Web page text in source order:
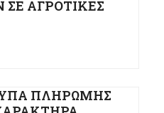
ΑΓΡΟΤΙΚΕΣ
ΠΛΗΡΩΜΗΣ